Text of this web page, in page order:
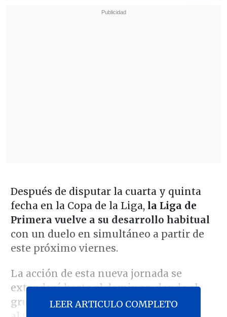
Después de disputar la cuarta y quinta
fecha en la Copa de la Liga, la Liga de
Primera vuelve a su desarrollo habitual
con un duelo en simultáneo a partir de
este próximo viernes.
La acción de esta nueva jornada se
extenderá hasta el domingo, dondeel
grueso de los partidos dará cierre
LEER ARTICULO COMPLETO